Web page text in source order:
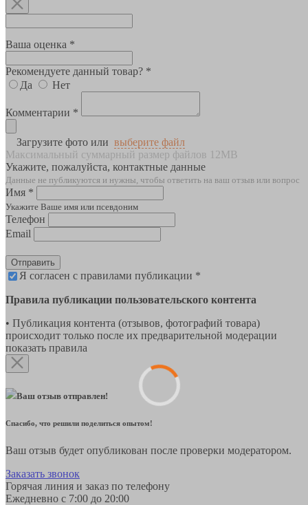
Ваша оценка *
Рекомендуете данный товар? *
Да
Нет
Комментарии *
Загрузите фото или выберите файл
Максимальный суммарный размер файлов 12MB
Укажите, пожалуйста, контактные данные
Данные не публикуются и нужны, чтобы ответить на ваш отзыв или вопрос
Имя *
Укажите Ваше имя или псевдоним
Телефон
Email
Отправить
Я согласен с правилами публикации *
Правила публикации пользовательского контента
• Публикация контента (отзывов, фотографий товара)
происходит только после их предварительной модерации
показать правила
Ваш отзыв отправлен!
Спасибо, что решили поделиться опытом!
Ваш отзыв будет опубликован после проверки модератором.
Заказать звонок
Горячая линия и заказ по телефону
Ежедневно с 7:00 до 20:00